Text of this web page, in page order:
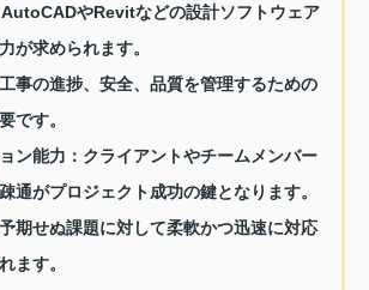
AutoCADやRevitなどの設計ソフトウェア
が求められます。
工事の進捗、安全、品質を管理するための
です。
ン能力： クライアントやチームメンバー
通がプロジェクト成功の鍵となります。
予期せぬ課題に対して柔軟かつ迅速に対応
ます。